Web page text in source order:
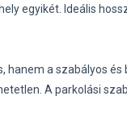
egyikét. Ideális
hanem a szabályos
A parkolási